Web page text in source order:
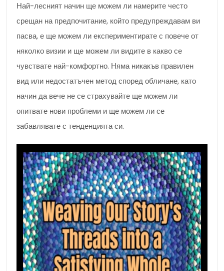
Най-лесният начин ще можем ли намерите често
срещан на предпочитание, който предупреждавам ви
пасва, е ще можем ли експериментирате с повече от
няколко визии и ще можем ли видите в какво се
чувствате най-комфортно. Няма никакъв правилен
вид или недостатъчен метод според обличане, като
начин да вече не се страхувайте ще можем ли
опитвате нови проблеми и ще можем ли се
забавлявате с тенденцията си.